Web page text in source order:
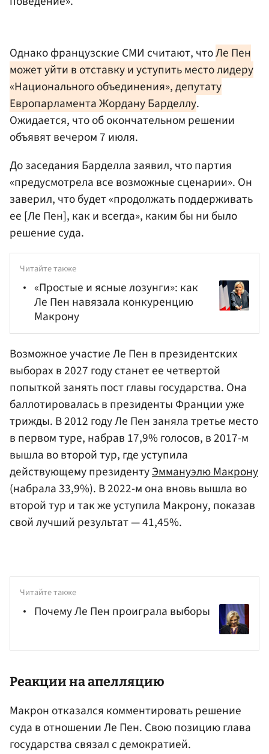
Однако французские СМИ считают, чтоЛе Пен
может уйти в отставку и уступить место лидеру
«Национального объединения», депутату
Европарламента Жордану Барделлу.
Ожидается, что об окончательном решении
объявят вечером 7 июля.
До заседания Барделла заявил, что партия
«предусмотрела все возможные сценарии». Он
заверил, что будет «продолжать поддерживать
ее [Ле Пен], как и всегда», каким бы ни было
решение суда.
Читайте также
«Простые и ясные лозунги»: как
Ле Пен навязала конкуренцию
Макрону
Возможное участие Ле Пен в президентских
выборах в 2027 году станет ее четвертой
попыткой занять пост главы государства. Она
баллотировалась в президенты Франции уже
трижды. В 2012 году Ле Пен заняла третье место
в первом туре, набрав 17,9% голосов, в 2017-м
вышла во второй тур, где уступила
действующему президентуЭммануэлю Макрону
(набрала 33,9%). В 2022-м она вновь вышла во
второй тур и так же уступила Макрону, показав
свой лучший результат — 41,45%.
Читайте также
Почему Ле Пен проиграла выборы
Реакции на апелляцию
Макрон отказался комментировать решение
суда в отношении Ле Пен. Свою позицию глава
государства связал с демократией.